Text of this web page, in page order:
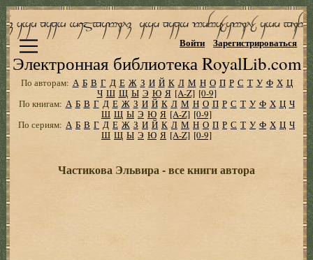
Электронная библиотека RoyalLib.com
Войти Зарегистрироваться
По авторам: А Б В Г Д Е Ж З И Й К Л М Н О П Р С Т У Ф Х Ц
Ч Ш Щ Ы Э Ю Я [A-Z] [0-9]
По книгам: А Б В Г Д Е Ж З И Й К Л М Н О П Р С Т У Ф Х Ц Ч
Ш Щ Ы Э Ю Я [A-Z] [0-9]
По сериям: А Б В Г Д Е Ж З И Й К Л М Н О П Р С Т У Ф Х Ц Ч
Ш Щ Ы Э Ю Я [A-Z] [0-9]
Частикова Эльвира - все книги автора